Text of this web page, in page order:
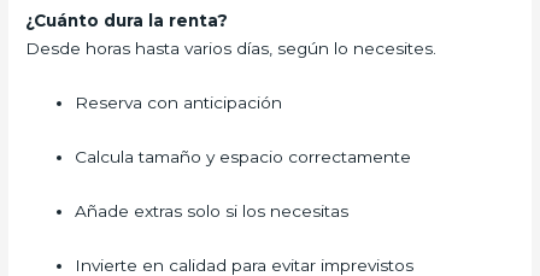
¿Cuánto dura la renta?
Desde horas hasta varios días, según lo necesites.
Reserva con anticipación
Calcula tamaño y espacio correctamente
Añade extras solo si los necesitas
Invierte en calidad para evitar imprevistos